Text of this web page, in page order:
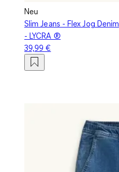
Neu
Slim Jeans - Flex Jog Denim
- LYCRA ®
39,99 €